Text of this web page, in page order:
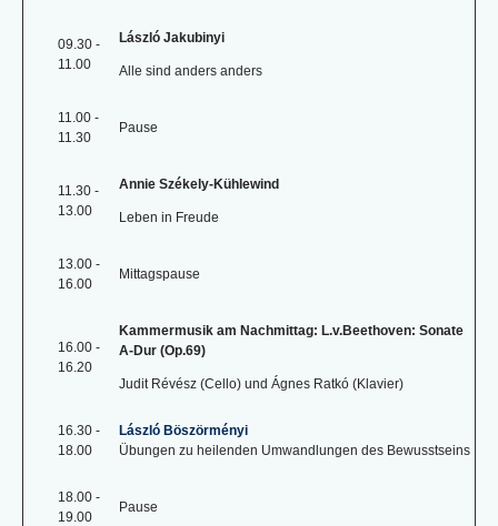
09.30 -
11.00
László Jakubinyi
Alle sind anders anders
11.00 -
11.30
Pause
11.30 -
13.00
Annie Székely-Kühlewind
Leben in Freude
13.00 -
16.00
Mittagspause
16.00 -
16.20
Kammermusik am Nachmittag: L.v.Beethoven: Sonate
A-Dur (Op.69)
Judit Révész (Cello) und Ágnes Ratkó (Klavier)
16.30 -
18.00
László Böszörményi
Übungen zu heilenden Umwandlungen des Bewusstseins
18.00 -
19.00
Pause